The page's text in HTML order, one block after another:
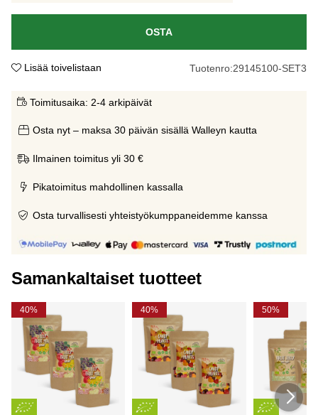
OSTA
Lisää toivelistaan Tuotenro:29145100-SET3
Toimitusaika: 2-4 arkipäivät
Osta nyt – maksa 30 päivän sisällä Walleyn kautta
Ilmainen toimitus yli 30 €
Pikatoimitus mahdollinen kassalla
Osta turvallisesti yhteistyökumppaneidemme kanssa
Samankaltaiset tuotteet
40% 40% 50%